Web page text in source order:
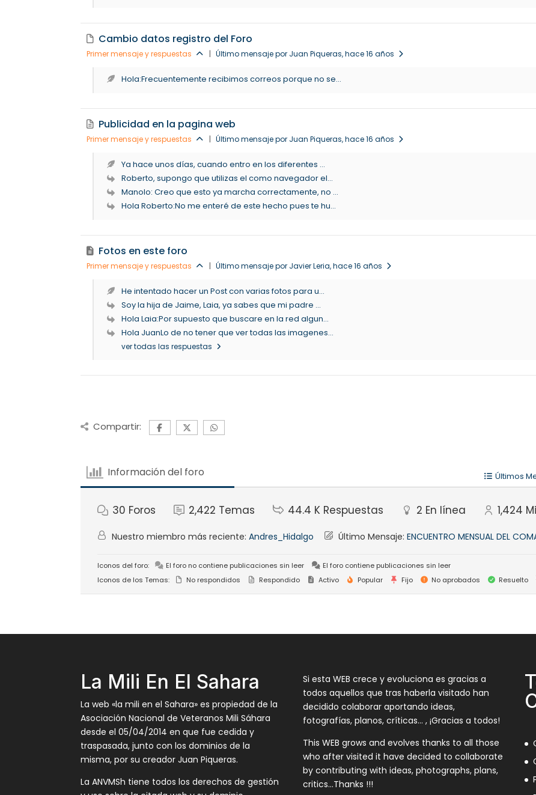
Cambio datos registro del Foro
Primer mensaje y respuestas | Último mensaje por Juan Piqueras, hace 16 años
Hola:Frecuentemente recibimos correos porque no se...
Publicidad en la pagina web
Primer mensaje y respuestas | Último mensaje por Juan Piqueras, hace 16 años
Ya hace unos días, cuando entro en los diferentes ...
Roberto, supongo que utilizas el como navegador el...
Manolo: Creo que esto ya marcha correctamente, no ...
Hola Roberto:No me enteré de este hecho pues te hu...
Fotos en este foro
Primer mensaje y respuestas | Último mensaje por Javier Leria, hace 16 años
He intentado hacer un Post con varias fotos para u...
Soy la hija de Jaime, Laia, ya sabes que mi padre ...
Hola Laia:Por supuesto que buscare en la red algun...
Hola JuanLo de no tener que ver todas las imagenes...
ver todas las respuestas
Compartir:
Información del foro Últimos
30 Foros 2,422 Temas 44.4 K Respuestas 2 En línea 1,424
Nuestro miembro más reciente:Andres_Hidalgo Último Mensaje:ENCUENTRO MENSUAL DEL
Iconos del foro: El foro no contiene publicaciones sin leer
El foro contiene publicaciones sin leer
Iconos de los Temas:
No respondidos Respondido Activo Popular Fijo No aprobados Resuelto
La Mili En El Sahara
La web «la mili en el Sahara» es propiedad de la
Asociación Nacional de Veteranos Mili Sáhara
desde el 05/04/2014 en que fue cedida y
traspasada, junto con los dominios de la
misma, por su creador Juan Piqueras.
La ANVMSh tiene todos los derechos de gestión
Si esta WEB crece y evoluciona es gracias a
todos aquellos que tras haberla visitado han
decidido colaborar aportando ideas,
fotografías, planos, críticas… , ¡Gracias a todos!
This WEB grows and evolves thanks to all those
who after visited it have decided to collaborate
by contributing with ideas, photographs, plans,
critics…Thanks !!!